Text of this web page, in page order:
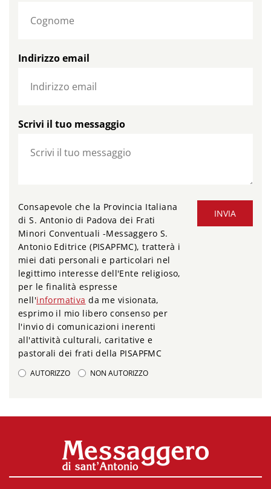
Indirizzo email
Scrivi il tuo messaggio
INVIA
Consapevole che la Provincia Italiana
di S. Antonio di Padova dei Frati
Minori Conventuali -Messaggero S.
Antonio Editrice (PISAPFMC), tratterà i
miei dati personali e particolari nel
legittimo interesse dell'Ente religioso,
per le finalità espresse
nell'informativa da me visionata,
esprimo il mio libero consenso per
l'invio di comunicazioni inerenti
all'attività culturali, caritative e
pastorali dei frati della PISAPFMC
AUTORIZZO NON AUTORIZZO